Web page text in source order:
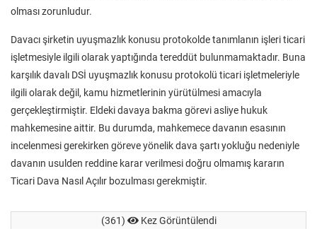
olması zorunludur.
Davacı şirketin uyuşmazlık konusu protokolde tanımlanın işleri ticari
işletmesiyle ilgili olarak yaptığında tereddüt bulunmamaktadır. Buna
karşılık davalı DSİ uyuşmazlık konusu protokolü ticari işletmeleriyle
ilgili olarak değil, kamu hizmetlerinin yürütülmesi amacıyla
gerçekleştirmiştir. Eldeki davaya bakma görevi asliye hukuk
mahkemesine aittir. Bu durumda, mahkemece davanın esasının
incelenmesi gerekirken göreve yönelik dava şartı yokluğu nedeniyle
davanın usulden reddine karar verilmesi doğru olmamış kararın
Ticari Dava Nasıl Açılır bozulması gerekmiştir.
(361) Kez Görüntülendi